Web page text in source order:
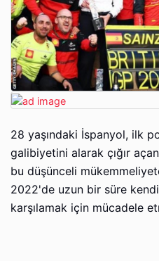
28 yaşındaki İspanyol, ilk
galibiyetini alarak çığır
bu düşünceli
2022'de uzun bir süre
karşılamak için mücadele